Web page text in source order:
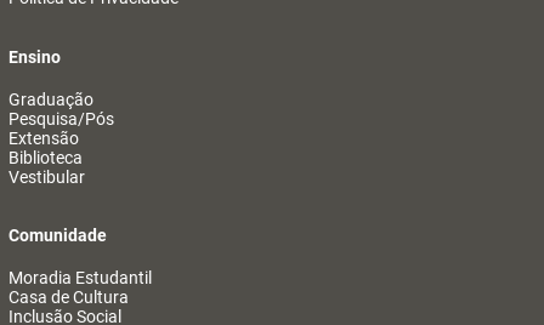
Ensino
Graduação
Pesquisa/Pós
Extensão
Biblioteca
Vestibular
Comunidade
Moradia Estudantil
Casa de Cultura
Inclusão Social